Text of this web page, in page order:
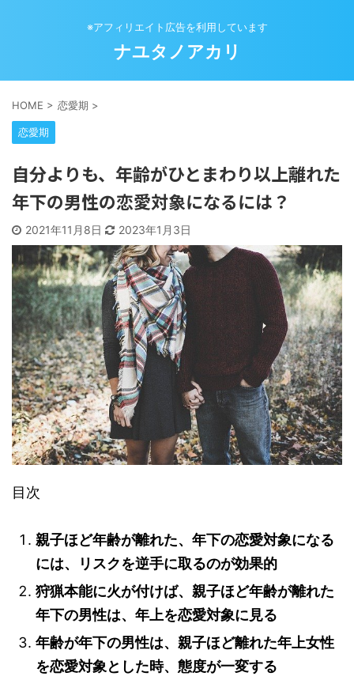
※アフィリエイト広告を利用しています
ナユタノアカリ
HOME > 恋愛期 >
恋愛期
自分よりも、年齢がひとまわり以上離れた
年下の男性の恋愛対象になるには？
2021年11月8日 2023年1月3日
目次
親子ほど年齢が離れた、年下の恋愛対象になる
には、リスクを逆手に取るのが効果的
狩猟本能に火が付けば、親子ほど年齢が離れた
年下の男性は、年上を恋愛対象に見る
年齢が年下の男性は、親子ほど離れた年上女性
を恋愛対象とした時、態度が一変する